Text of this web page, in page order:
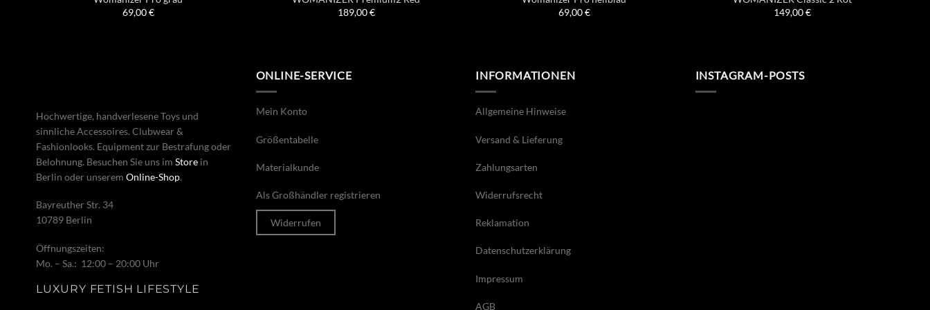
69,00€
189,00€
69,00€
149,00€
Hochwertige, handverlesene Toys und
sinnliche Accessoires. Clubwear &
Fashionlooks. Equipment zur Bestrafung oder
Belohnung. Besuchen Sie uns im Store in
Berlin oder unserem Online-Shop.
Bayreuther Str. 34
10789 Berlin
Öffnungszeiten:
Mo. – Sa.: 12:00 – 20:00 Uhr
LUXURY FETISH LIFESTYLE
ONLINE-SERVICE
Mein Konto
Größentabelle
Materialkunde
Als Großhändler registrieren
Widerrufen
INFORMATIONEN
Allgemeine Hinweise
Versand & Lieferung
Zahlungsarten
Widerrufsrecht
Reklamation
Datenschutzerklärung
Impressum
AGB
INSTAGRAM-POSTS